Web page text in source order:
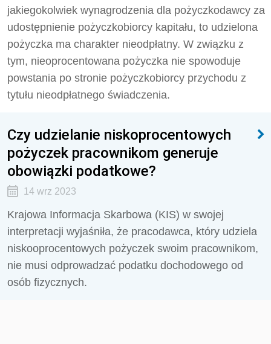
jakiegokolwiek wynagrodzenia dla pożyczkodawcy za
udostępnienie pożyczkobiorcy kapitału, to udzielona
pożyczka ma charakter nieodpłatny. W związku z
tym, nieoprocentowana pożyczka nie spowoduje
powstania po stronie pożyczkobiorcy przychodu z
tytułu nieodpłatnego świadczenia.
Czy udzielanie niskoprocentowych
pożyczek pracownikom generuje
obowiązki podatkowe?
14 wrz 2023
Krajowa Informacja Skarbowa (KIS) w swojej
interpretacji wyjaśniła, że pracodawca, który udziela
niskooprocentowych pożyczek swoim pracownikom,
nie musi odprowadzać podatku dochodowego od
osób fizycznych.